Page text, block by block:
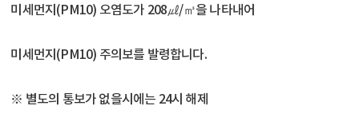
미세먼지(PM10) 오염도가 208㎕/㎥을 나타내어
미세먼지(PM10) 주의보를 발령합니다.
※ 별도의 통보가 없을시에는 24시 해제